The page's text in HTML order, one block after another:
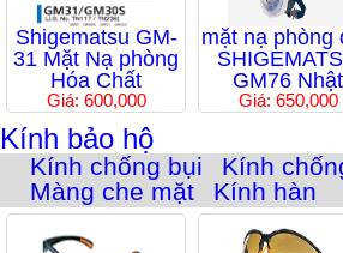
Shigematsu GM-
31 Mặt Nạ phòng
Hóa Chất
Giá: 600,000
mặt nạ phòng
GM76 Nhật
Giá: 650,000
Kính bảo hộ
Kính chống bụi
Kính
Màng che mặt
Kính hàn